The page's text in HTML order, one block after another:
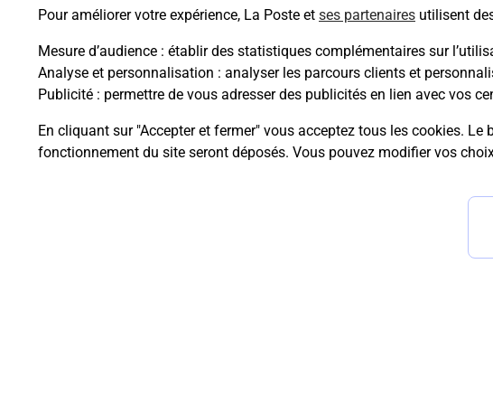
Pour améliorer votre expérience, La Poste et ses partenaires utilisent
Mesure d’audience : établir des statistiques complémentaires sur
Analyse et personnalisation : analyser les parcours clients et
Publicité : permettre de vous adresser des publicités en lien avec vos
En cliquant sur "Accepter et fermer" vous acceptez tous les cookies.
fonctionnement du site seront déposés. Vous pouvez modifier vos
Questions